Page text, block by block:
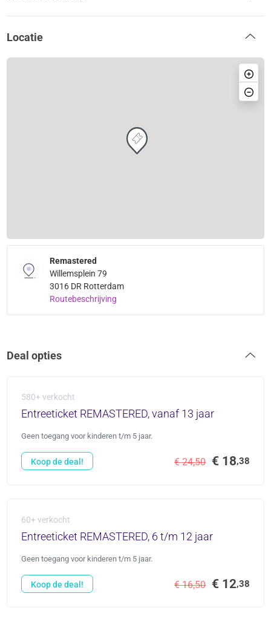
Locatie
Remastered
Willemsplein 79
3016 DR Rotterdam
Routebeschrijving
Deal opties
580+ verkocht
Entreeticket REMASTERED, vanaf 13 jaar
Geen toegang voor kinderen t/m 5 jaar.
€ 24,50 € 18,38
Koop de deal!
60+ verkocht
Entreeticket REMASTERED, 6 t/m 12 jaar
Geen toegang voor kinderen t/m 5 jaar.
€ 16,50 € 12,38
Koop de deal!